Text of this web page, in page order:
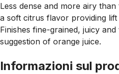
Less dense and more airy
a soft citrus flavor providing lift
Finishes fine-grained, juicy
suggestion of orange juice.
Informazioni sul